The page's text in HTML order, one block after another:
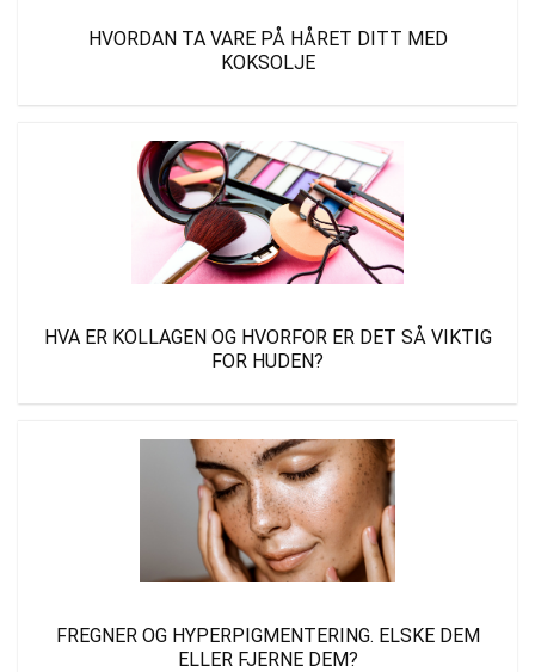
HVORDAN TA VARE PÅ HÅRET DITT MED
KOKSOLJE
HVA ER KOLLAGEN OG HVORFOR ER DET SÅ VIKTIG
FOR HUDEN?
FREGNER OG HYPERPIGMENTERING. ELSKE DEM
ELLER FJERNE DEM?